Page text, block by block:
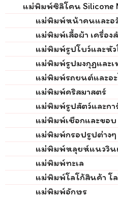
แม่พิมพ์ซิลิโคน Silicone
แม่พิมพ์หน้าคนและอ
แม่พิมพ์เสื้อผ้า เครื่อง
แม่พิมพ์รูปโบว์และหัว
แม่พิมพ์รูปมงกุฏและเ
แม่พิมพ์รถยนต์และอ
แม่พิมพ์คริสมาสตร์
แม่พิมพ์รูปสัตว์และก
แม่พิมพ์เชือกและขอบ
แม่พิมพ์กรอปรูปต่างๆ
แม่พิมพ์หลุยห์แนววิน
แม่พิมพ์ทะเล
แม่พิมพ์โลโก้สินค้า โ
แม่พิมพ์อักษร